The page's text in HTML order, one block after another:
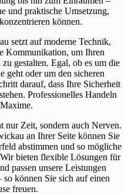
und praktische Umsetzung,
können.
setzt auf moderne Technik,
Kommunikation, um Ihren
gestalten. Egal, ob es um die
geht oder um den sicheren
darauf, dass Ihre Sicherheit
Professionelles Handeln
nur Zeit, sondern auch Nerven.
an Ihrer Seite können Sie
abstimmen und so mögliche
bieten flexible Lösungen für
passen unsere Leistungen
können Sie sich auf einen
freuen.